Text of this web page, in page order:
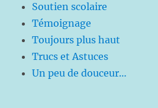
Soutien scolaire
Témoignage
Toujours plus haut
Trucs et Astuces
Un peu de douceur…